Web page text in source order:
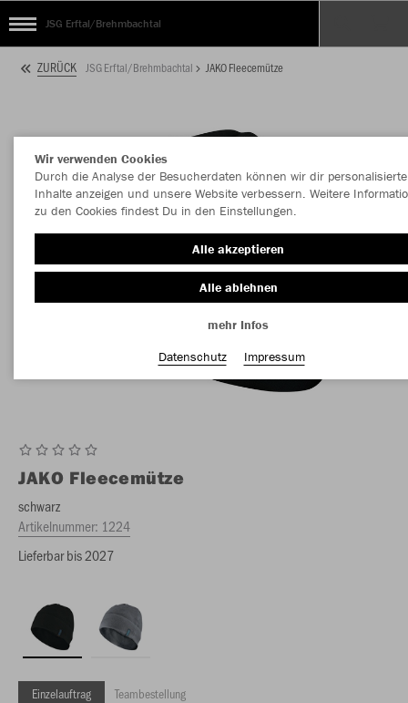
JSG Erftal/Brehmbachtal
ZURÜCK JSG Erftal/Brehmbachtal JAKO Fleecemütze
JAKO Fleecemütze
schwarz
Artikelnummer: 1224
Lieferbar bis 2027
Einzelauftrag Teambestellung
Wir verwenden Cookies
Durch die Analyse der Besucherdaten können wir dir personalisierte
Inhalte anzeigen und unsere Website verbessern. Weitere
zu den Cookies findest Du in den Einstellungen.
Alle akzeptieren
Alle ablehnen
mehr Infos
Datenschutz
Impressum